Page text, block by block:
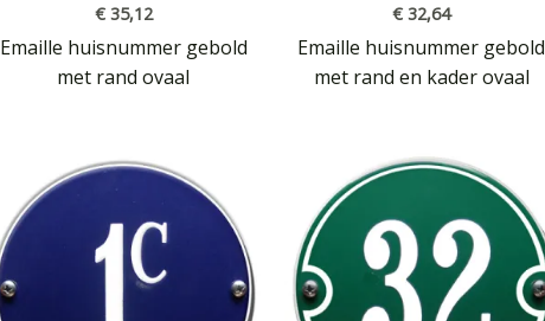
€35,12
Emaille huisnummer gebold
met rand ovaal
€ 32,64
Emaille huisnummer gebold
met rand en kader ovaal